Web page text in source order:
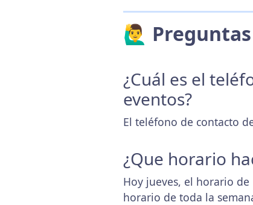
🙋‍♂️
¿Cuál es el
eventos?
El teléfono de contacto
¿Que horario
Hoy jueves, el horario de
horario de toda la